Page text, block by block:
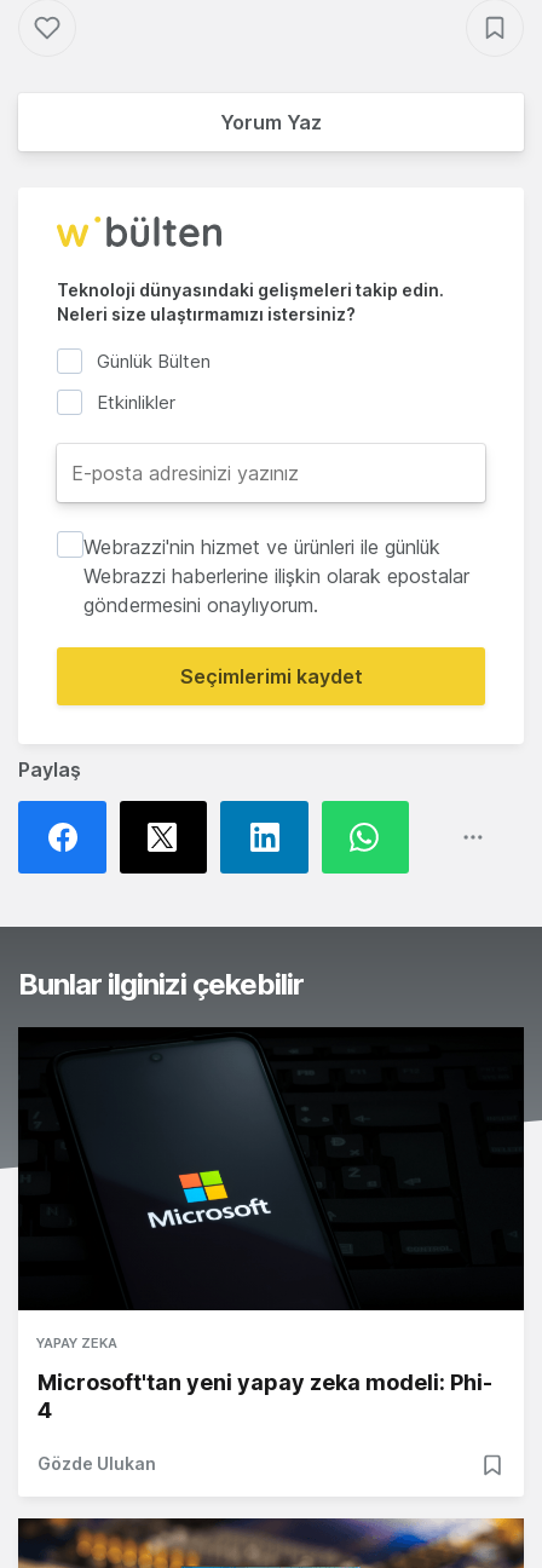
Paylaş
Yorum Yaz
Teknoloji dünyasındaki gelişmeleri takip edin.
Neleri size ulaştırmamızı istersiniz?
Günlük Bülten
Etkinlikler
Webrazzi'nin hizmet ve ürünleri ile günlük
Webrazzi haberlerine ilişkin olarak epostalar
göndermesini onaylıyorum.
Seçimlerimi kaydet
Bunlar ilginizi çekebilir
YAPAY ZEKA
Microsoft'tan yeni yapay zeka modeli: Phi-
4
Gözde Ulukan